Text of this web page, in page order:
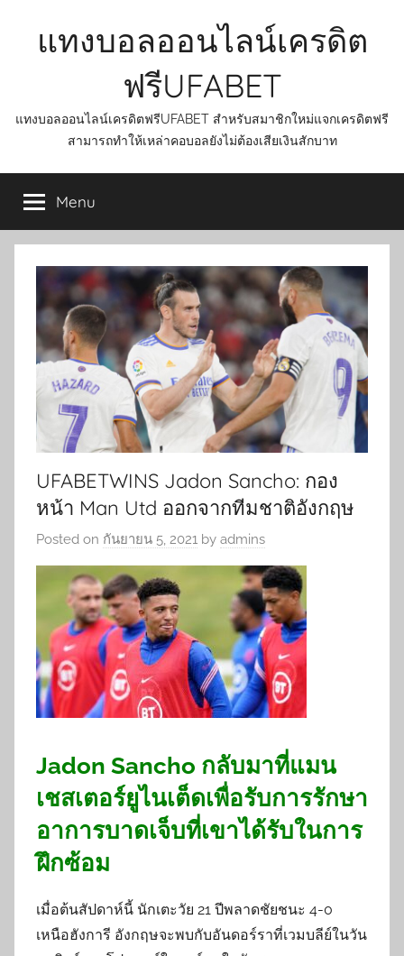
แทงบอลออนไลน์เครดิต
ฟรีUFABET
แทงบอลออนไลน์เครดิตฟรีUFABET สำหรับสมาชิกใหม่แจกเครดิตฟรี
สามารถทำให้เหล่าคอบอลยังไม่ต้องเสียเงินสักบาท
Menu
UFABETWINS Jadon Sancho: กอง
หน้า Man Utd ออกจากทีมชาติอังกฤษ
Posted on กันยายน 5, 2021 by admins
Jadon Sancho กลับมาที่แมน
เชสเตอร์ยูไนเต็ดเพื่อรับการรักษา
อาการบาดเจ็บที่เขาได้รับในการ
ฝึกซ้อม
เมื่อต้นสัปดาห์นี้ นักเตะวัย 21 ปีพลาดชัยชนะ 4-0
เหนือฮังการี อังกฤษจะพบกับอันดอร์ราที่เวมบลีย์ในวัน